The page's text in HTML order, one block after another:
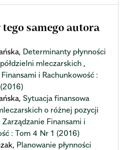
samego autora
Determinanty płynności
mleczarskich ,
i Rachunkowość :
Sytuacja finansowa
o różnej pozycji
Zarządzanie Finansami i
: Tom 4 Nr 1 (2016)
Planowanie płynności